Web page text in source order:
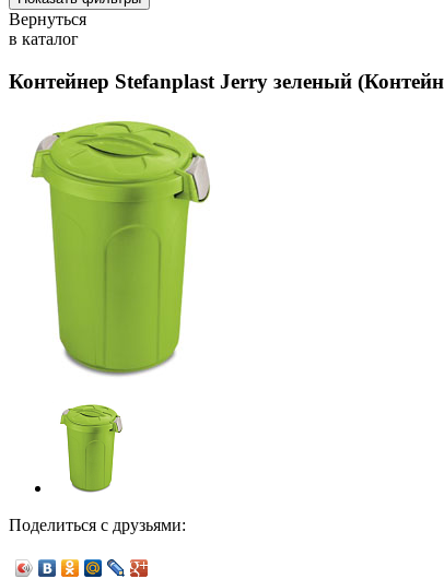
Вернуться
в каталог
Контейнер Stefanplast Jerry зеленый
Поделиться с друзьями: